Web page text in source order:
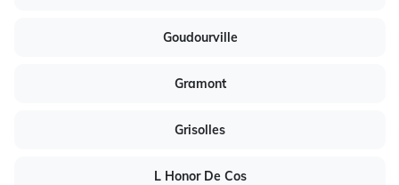
Goudourville
Gramont
Grisolles
L Honor De Cos